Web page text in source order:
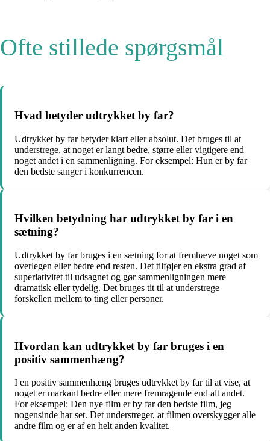
Ofte stillede spørgsmål
Hvad betyder udtrykket by far?
Udtrykket by far betyder klart eller absolut. Det bruges til at
understrege, at noget er langt bedre, større eller vigtigere end
noget andet i en sammenligning. For eksempel: Hun er by far
den bedste sanger i konkurrencen.
Hvilken betydning har udtrykket by far i en
sætning?
Udtrykket by far bruges i en sætning for at fremhæve noget som
overlegen eller bedre end resten. Det tilføjer en ekstra grad af
superlativitet til udsagnet og gør sammenligningen mere
dramatisk eller tydelig. Det bruges tit til at understrege
forskellen mellem to ting eller personer.
Hvordan kan udtrykket by far bruges i en
positiv sammenhæng?
I en positiv sammenhæng bruges udtrykket by far til at vise, at
noget er markant bedre eller mere fremragende end alt andet.
For eksempel: Den nye film er by far den bedste film, jeg
nogensinde har set. Det understreger, at filmen overskygger alle
andre film og er af en helt anden kvalitet.